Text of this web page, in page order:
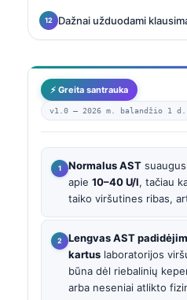
Dažnai užduodami
⚡ Greita santrauka
v1.0 — 2026 m. balandžio 1 d.
Normalus AST
apie 10–40 U/l, tačiau
taiko viršutines ribas,
Lengvas AST
kartus laboratorijos
būna dėl riebalinių
arba neseniai atlikto